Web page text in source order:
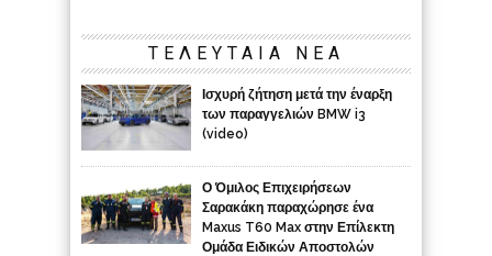
ΤΕΛΕΥΤΑΙΑ ΝΕΑ
Ισχυρή ζήτηση μετά την έναρξη
των παραγγελιών BMW i3
(video)
Ο Όμιλος Επιχειρήσεων
Σαρακάκη παραχώρησε ένα
Maxus T60 Max στην Επίλεκτη
Ομάδα Ειδικών Αποστολών